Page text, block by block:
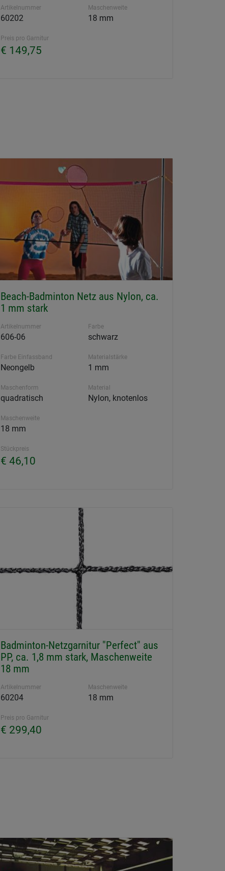
Artikelnummer
60202
Maschenweite
18 mm
Preis pro Garnitur
€ 149,75
Beach-Badminton Netz aus Nylon, ca.
1 mm stark
Artikelnummer
606-06
Farbe
schwarz
Farbe Einfassband
Neongelb
Materialstärke
1 mm
Maschenform
quadratisch
Material
Nylon, knotenlos
Maschenweite
18 mm
Stückpreis
€ 46,10
Badminton-Netzgarnitur "Perfect" aus
PP, ca. 1,8 mm stark, Maschenweite
18 mm
Artikelnummer
60204
Maschenweite
18 mm
Preis pro Garnitur
€ 299,40